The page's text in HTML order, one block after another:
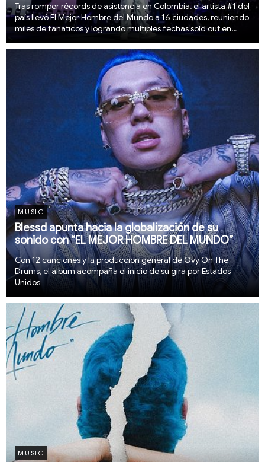
Tras romper récords de asistencia en Colombia, el artista #1 del
país llevó El Mejor Hombre del Mundo a 16 ciudades, reuniendo
miles de fanáticos y logrando múltiples fechas sold out en
MUSIC
Blessd apunta hacia la globalización de su
sonido con “EL MEJOR HOMBRE DEL MUNDO”
Con 12 canciones y la producción general de Ovy On The
Drums, el álbum acompaña el inicio de su gira por Estados
Unidos
MUSIC